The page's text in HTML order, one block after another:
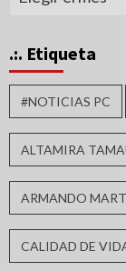
.:. Etiqueta
#NOTICIAS PC
ALTAMIRA
ARMANDO
CALIDAD DE